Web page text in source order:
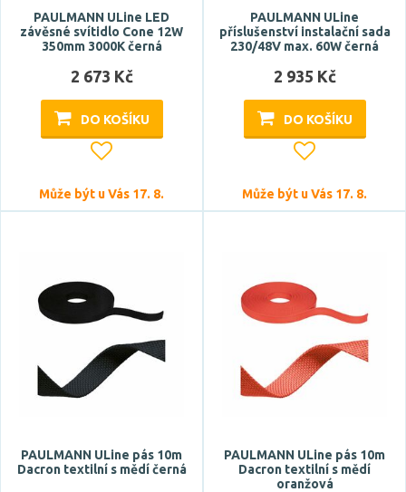
PAULMANN ULine LED
závěsné svítidlo Cone 12W
350mm 3000K černá
2 673 Kč
DO KOŠÍKU
Může být u Vás 17. 8.
PAULMANN ULine
příslušenství instalační sada
230/48V max. 60W černá
2 935 Kč
DO KOŠÍKU
Může být u Vás 17. 8.
PAULMANN ULine pás 10m
Dacron textilní s mědí černá
PAULMANN ULine pás 10m
Dacron textilní s mědí
oranžová